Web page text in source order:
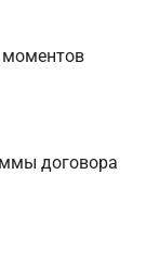
моментов
договора